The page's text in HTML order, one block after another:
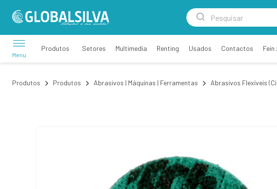
Menu
Produtos Setores Multimedia Renting Usados Contactos
Produtos Produtos Abrasivos | Máquinas | Ferramentas Abrasivos Flexíveis